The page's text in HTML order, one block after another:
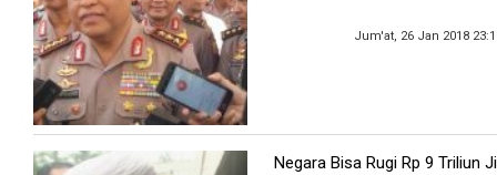
Jum'at, 26 Jan 2018
Negara Bisa Rugi Rp 9 Triliun